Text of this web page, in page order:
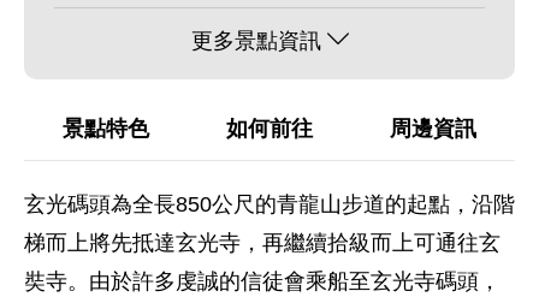
更多景點資訊
景點特色 如何前往 周邊資訊
玄光碼頭為全長850公尺的青龍山步道的起點，沿階
梯而上將先抵達玄光寺，再繼續拾級而上可通往玄
奘寺。由於許多虔誠的信徒會乘船至玄光寺碼頭，